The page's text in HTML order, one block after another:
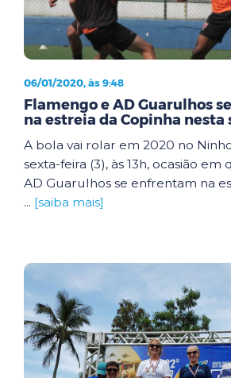
06/01/2020, às 9:48
Flamengo e AD Guarulhos
na estreia da Copinha nesta
A bola vai rolar em 2020 no
sexta-feira (3), às 13h, ocasião
AD Guarulhos se enfrentam na
... [saiba mais]